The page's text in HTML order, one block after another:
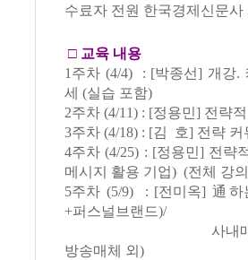
수료자 전원 한국경제신문
□ 교육 내용
1주차 (4/4) : [박종선] 개강.
세 (실습 포함)
2주차 (4/11) : [정용민] 전략
3주차 (4/18) : [김 호] 전략
4주차 (4/25) : [정용민] 전략
메시지 활용 기업) (전체 강
5주차 (5/9) : [전미옥] 通하
+퍼스널브랜드)/
사내매체의 이해
방송매체 외)